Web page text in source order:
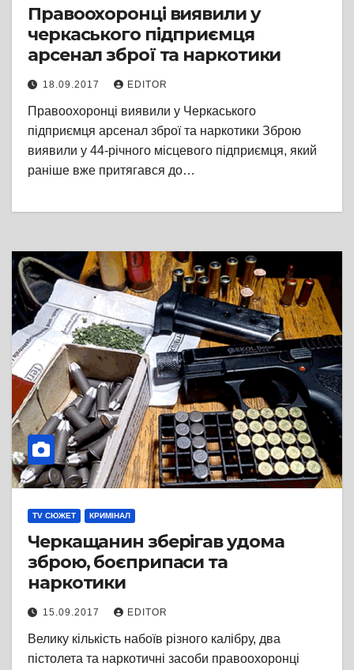
Правоохоронці виявили у
черкаського підприємця
арсенал зброї та наркотики
18.09.2017 EDITOR
Правоохоронці виявили у Черкаського
підприємця арсенал зброї та наркотики Зброю
виявили у 44-річного місцевого підприємця, який
раніше вже притягався до…
TV СЮЖЕТ КРИМІНАЛ
Черкащанин зберігав удома
зброю, боєприпаси та
наркотики
15.09.2017 EDITOR
Велику кількість набоїв різного калібру, два
пістолета та наркотичні засоби правоохоронці